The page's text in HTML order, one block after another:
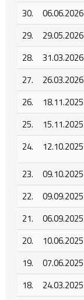
30.
06.06.2026
29.
29.05.2026
28.
31.03.2026
27.
26.03.2026
26.
18.11.2025
25.
15.11.2025
24.
12.10.2025
23. 09.10.2025
22.
09.09.2025
21.
06.09.2025
20.
10.06.2025
19.
07.06.2025
18.
24.03.2025